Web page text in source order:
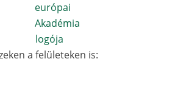
a felületeken is: